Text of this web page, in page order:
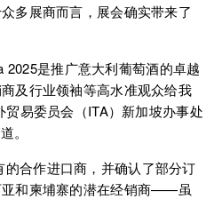
多展商而言，展会确实带来了
2025是推广意大利葡萄酒的卓越
及行业领袖等高水准观众给我
贸易委员会（ITA）新加坡办事处
。
的合作进口商，并确认了部分订
和柬埔寨的潜在经销商——虽